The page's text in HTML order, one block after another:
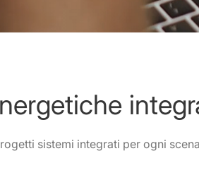
sistemi integrati per ogni